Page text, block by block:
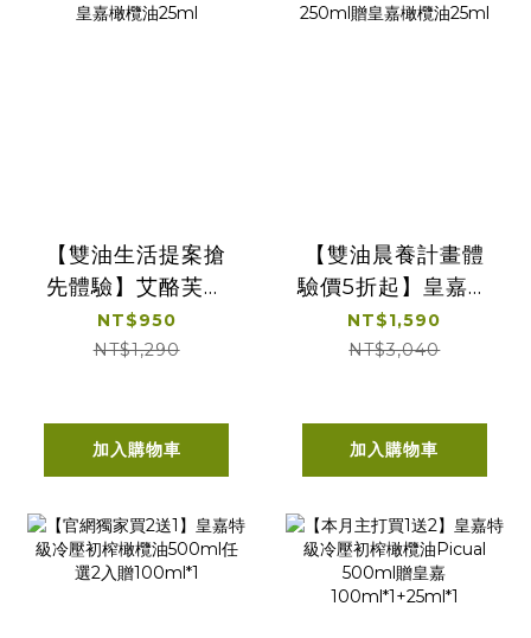
【雙油生活提案搶
先體驗】艾酪芙特
級初榨酪梨油
250ml +皇嘉橄欖
NT$950
NT$1,290
加入購物車
【雙油晨養計畫體
驗價5折起】皇嘉特
級冷壓初榨橄欖
500ml加特級初榨
NT$1,590
NT$3,040
加入購物車